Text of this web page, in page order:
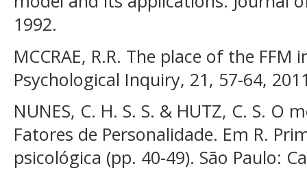
1992.
MCCRAE, R.R. The place of the
Psychological Inquiry, 21, 57-64,
NUNES, C. H. S. S. & HUTZ, C. S. O
Fatores de Personalidade. Em R.
psicológica (pp. 40-49). São Paulo: